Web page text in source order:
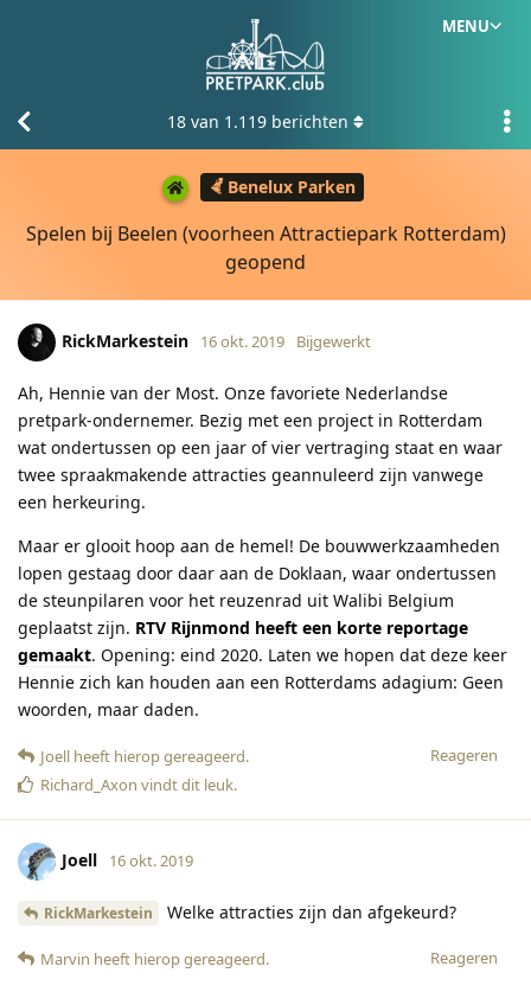
MENU
Benelux Parken
Spelen bij Beelen (voorheen Attractiepark Rotterdam)
geopend
18 van 1.119 berichten
RickMarkestein 16 okt. 2019 Bijgewerkt
Ah, Hennie van der Most. Onze favoriete Nederlandse
pretpark-ondernemer. Bezig met een project in Rotterdam
wat ondertussen op een jaar of vier vertraging staat en waar
twee spraakmakende attracties geannuleerd zijn vanwege
een herkeuring.
Maar er glooit hoop aan de hemel! De bouwwerkzaamheden
lopen gestaag door daar aan de Doklaan, waar ondertussen
de steunpilaren voor het reuzenrad uit Walibi Belgium
geplaatst zijn. RTV Rijnmond heeft een korte reportage
gemaakt. Opening: eind 2020. Laten we hopen dat deze keer
Hennie zich kan houden aan een Rotterdams adagium: Geen
woorden, maar daden.
Reageren
Joell heeft hierop gereageerd.
Richard_Axon vindt dit leuk.
Joell 16 okt. 2019
RickMarkestein Welke attracties zijn dan afgekeurd?
Reageren
Marvin heeft hierop gereageerd.